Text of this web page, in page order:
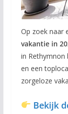
Op zoek naar
vakantie in
in Rethymnon
en een
zorgeloze
Bekijk